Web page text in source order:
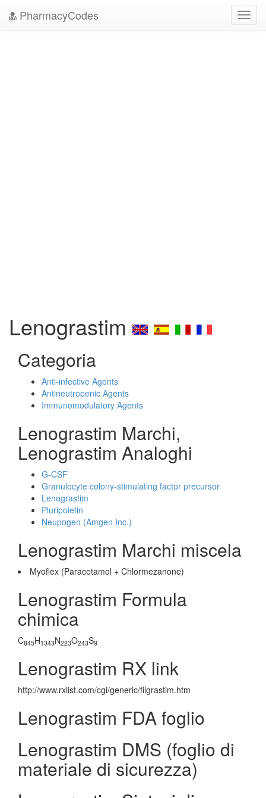
PharmacyCodes
Lenograstim
Categoria
Anti-infective Agents
Antineutropenic Agents
Immunomodulatory Agents
Lenograstim Marchi,
Lenograstim Analoghi
G-CSF
Granulocyte colony-stimulating factor precursor
Lenograstim
Pluripoietin
Neupogen (Amgen Inc.)
Lenograstim Marchi miscela
Myoflex (Paracetamol + Chlormezanone)
Lenograstim Formula
chimica
C845H1343N223O243S9
Lenograstim RX link
http://www.rxlist.com/cgi/generic/filgrastim.htm
Lenograstim FDA foglio
Lenograstim DMS (foglio di
materiale di sicurezza)